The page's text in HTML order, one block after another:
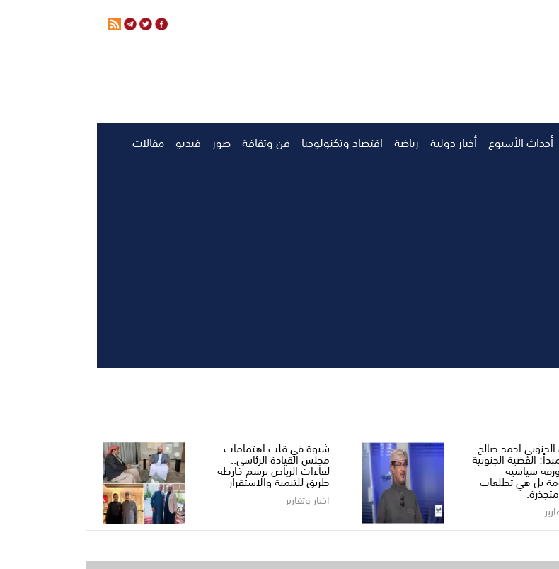
أحداث الأسبوع أخبار دولية رياضة اقتصاد وتكنولوجيا فن وثقافة صور فيديو مقالات
الجنوبي احمد صالح
القضية الجنوبية
سياسية
بل هي تطلعات
شبوة في قلب اهتمامات
مجلس القيادة الرئاسي..
لقاءات الرياض ترسم خارطة
طريق للتنمية والاستقرار
اخبار وتقارير